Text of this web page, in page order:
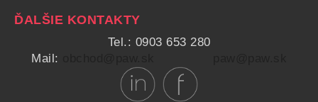
ĎALŠIE KONTAKTY
Tel.: 0903 653 280
Mail: